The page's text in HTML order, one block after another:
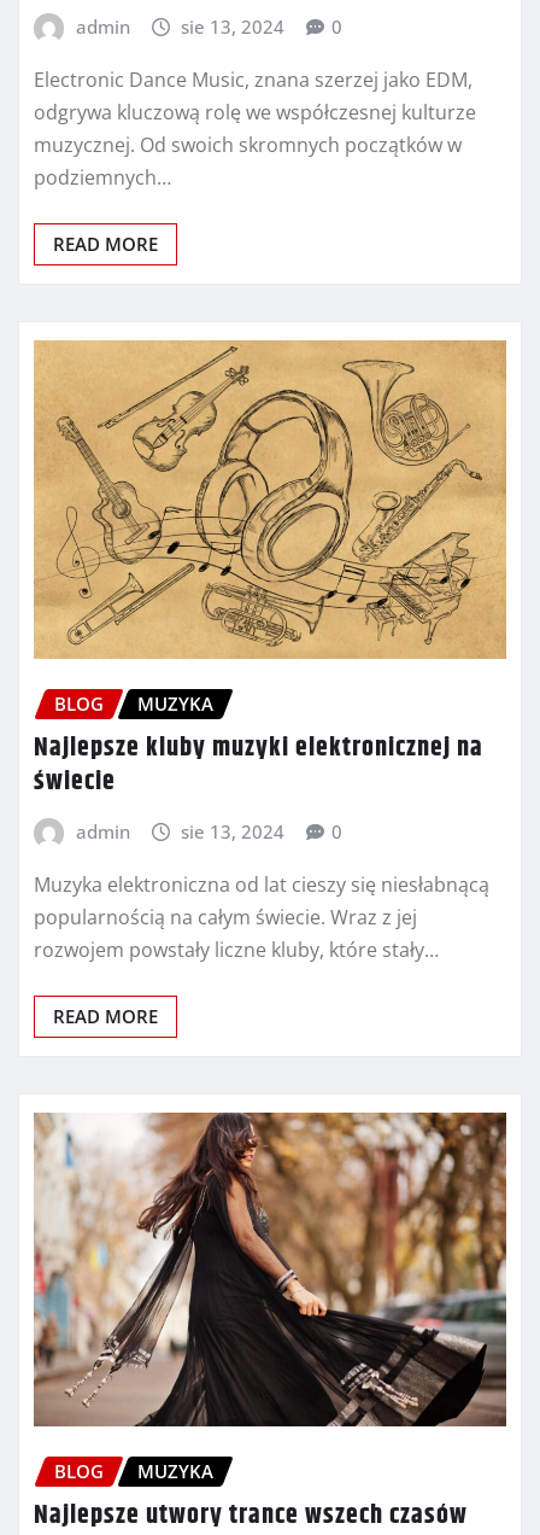
admin sie 13, 2024 0
Electronic Dance Music, znana szerzej jako EDM,
odgrywa kluczową rolę we współczesnej kulturze
muzycznej. Od swoich skromnych początków w
podziemnych…
READ MORE
BLOG MUZYKA
Najlepsze kluby muzyki elektronicznej na
świecie
admin sie 13, 2024 0
Muzyka elektroniczna od lat cieszy się niesłabnącą
popularnością na całym świecie. Wraz z jej
rozwojem powstały liczne kluby, które stały…
READ MORE
BLOG MUZYKA
Najlepsze utwory trance wszech czasów